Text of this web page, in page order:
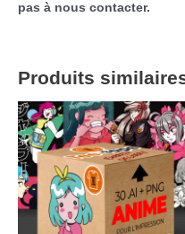
pas à nous contacter.
Produits